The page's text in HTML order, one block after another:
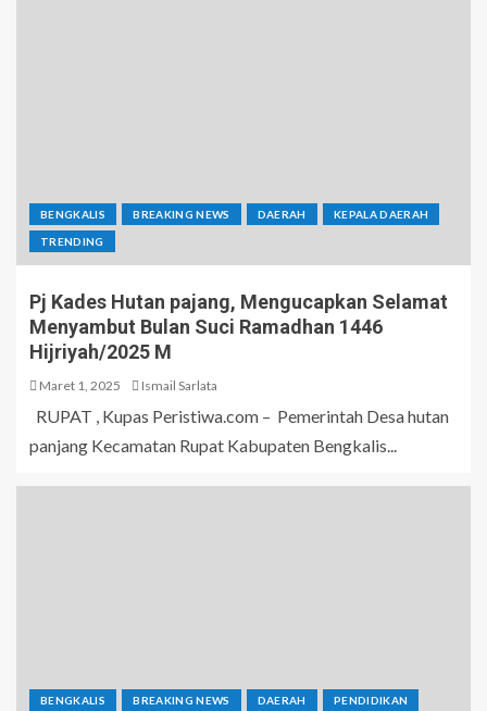
BENGKALIS BREAKING NEWS DAERAH KEPALA DAERAH
TRENDING
Pj Kades Hutan pajang, Mengucapkan Selamat
Menyambut Bulan Suci Ramadhan 1446
Hijriyah/2025 M
Maret 1, 2025 Ismail Sarlata
RUPAT , Kupas Peristiwa.com – Pemerintah Desa hutan
panjang Kecamatan Rupat Kabupaten Bengkalis...
BENGKALIS BREAKING NEWS DAERAH PENDIDIKAN